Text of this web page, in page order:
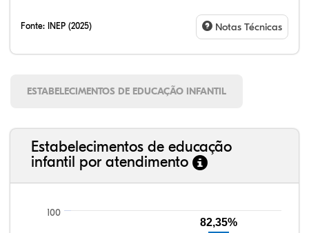
Fonte: INEP (2025) Notas Técnicas
ESTABELECIMENTOS DE EDUCAÇÃO INFANTIL
Estabelecimentos de educação
infantil por atendimento
100
82,35%